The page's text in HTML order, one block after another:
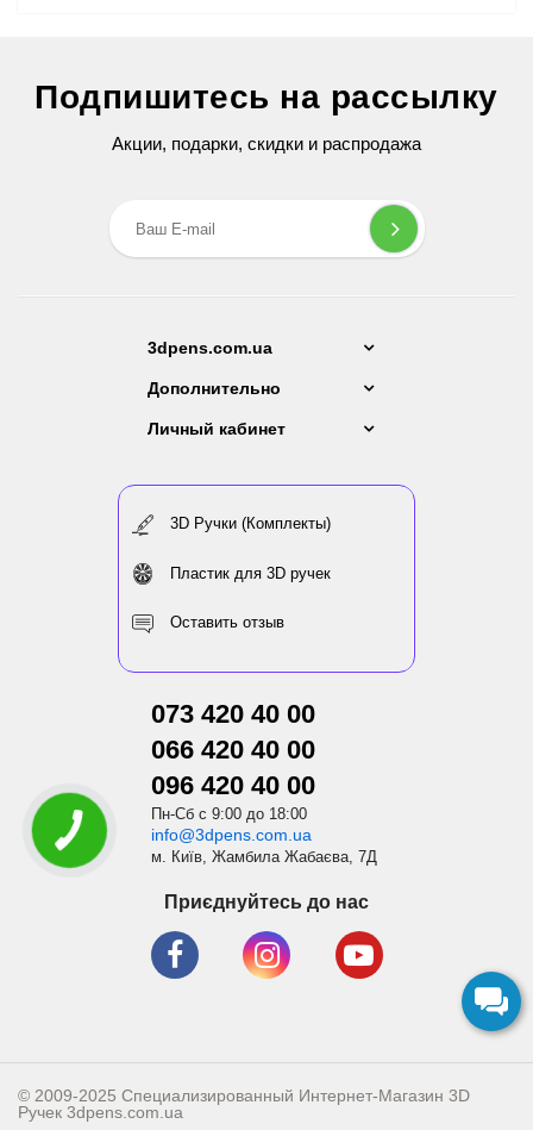
279 грн199 грн
Подпишитесь на рассылку
Акции, подарки, скидки и распродажа
3dpens.com.ua
Дополнительно
Личный кабинет
3D Ручки (Комплекты)
Пластик для 3D ручек
Оставить отзыв
073 420 40 00
066 420 40 00
096 420 40 00
Пн-Сб с 9:00 до 18:00
info@3dpens.com.ua
м. Київ, Жамбила Жабаєва, 7Д
Приєднуйтесь до нас
© 2009-2025 Специализированный Интернет-Магазин 3D
Ручек 3dpens.com.ua